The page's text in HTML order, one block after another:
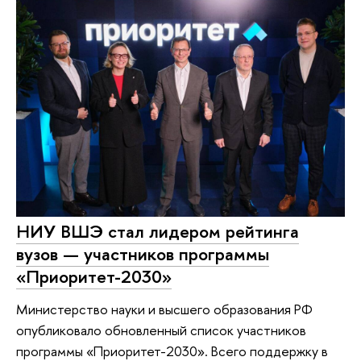
НИУ ВШЭ стал лидером рейтинга
вузов — участников программы
«Приоритет-2030»
Министерство науки и высшего образования РФ
опубликовало обновленный список участников
программы «Приоритет-2030». Всего поддержку в